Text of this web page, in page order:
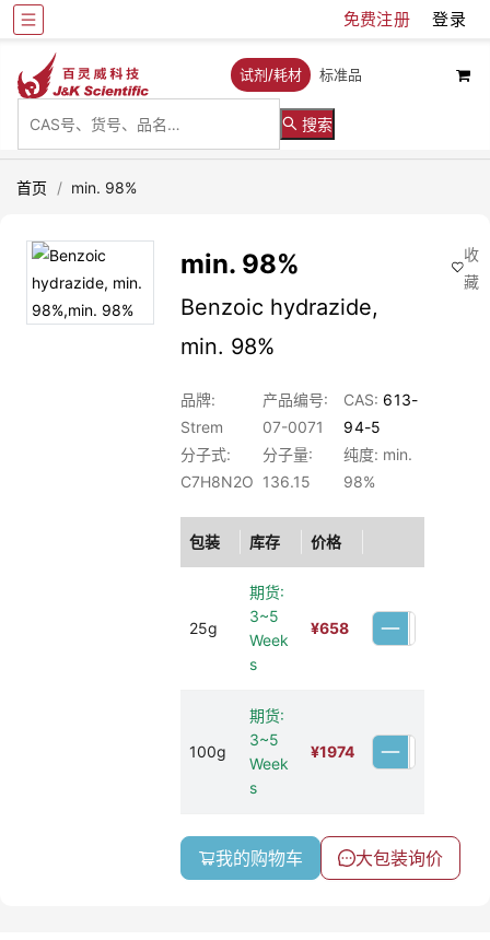
免费注册 登录
试剂/耗材 标准品
搜索
首页 / min. 98%
min. 98%
Benzoic hydrazide,
min. 98%
品牌:
Strem
产品编号:
07-0071
CAS: 613-
94-5
分子式:
C7H8N2O
分子量:
136.15
纯度: min.
98%
包装 库存 价格
25g
期货:
3~5
Week
s
¥658
100g
期货:
3~5
Week
s
¥1974
我的购物车 大包装询价
收
藏